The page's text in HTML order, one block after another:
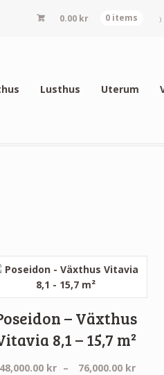
0.00 kr 0 items
Lusthus Uterum
– Växthus
8,1 – 15,7 m²
48,000.00 kr – 76,000.00 kr